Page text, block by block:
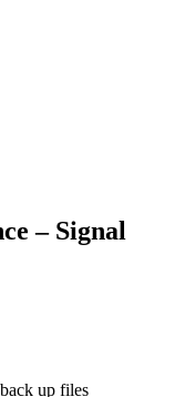
– Signal